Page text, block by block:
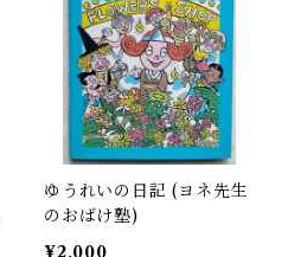
ゆうれいの日記 (ヨネ先生
のおばけ塾)
¥2,000